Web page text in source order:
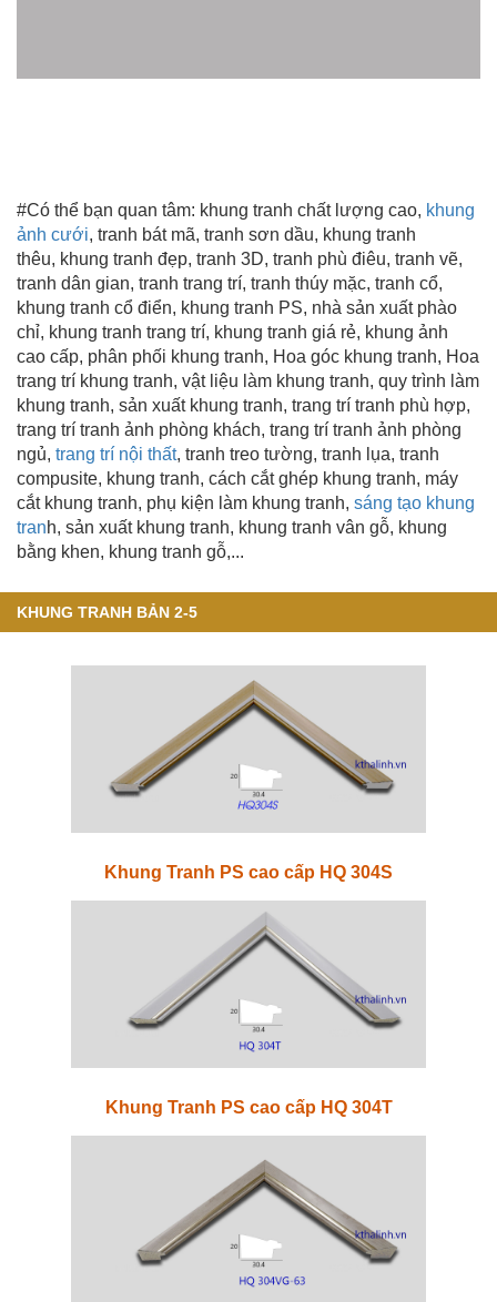
#Có thể bạn quan tâm: khung tranh chất lượng cao, khung
ảnh cưới, tranh bát mã, tranh sơn dầu, khung tranh
thêu, khung tranh đẹp, tranh 3D, tranh phù điêu, tranh vẽ,
tranh dân gian, tranh trang trí, tranh thúy mặc, tranh cổ,
khung tranh cổ điển, khung tranh PS, nhà sản xuất phào
chỉ, khung tranh trang trí, khung tranh giá rẻ, khung ảnh
cao cấp, phân phối khung tranh, Hoa góc khung tranh, Hoa
trang trí khung tranh, vật liệu làm khung tranh, quy trình làm
khung tranh, sản xuất khung tranh, trang trí tranh phù hợp,
trang trí tranh ảnh phòng khách, trang trí tranh ảnh phòng
ngủ, trang trí nội thất, tranh treo tường, tranh lụa, tranh
compusite, khung tranh, cách cắt ghép khung tranh, máy
cắt khung tranh, phụ kiện làm khung tranh, sáng tạo khung
tranh, sản xuất khung tranh, khung tranh vân gỗ, khung
bằng khen, khung tranh gỗ,...
KHUNG TRANH BẢN 2-5
Khung Tranh PS cao cấp HQ 304S
Khung Tranh PS cao cấp HQ 304T